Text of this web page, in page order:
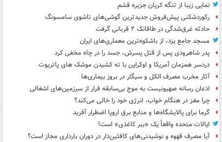
نمایی زیبا از تنگه کریان جزیره قشم
رکوردشکنی پیش‌فروش جدیدترین گوشی‌های تاشوی سامسونگ
حادثه غرق‌شدگی در طاقانک ۲ قربانی گرفت
مسجد جامع یزد، از باشکوه‌ترین معماری‌های ایران
پدر شاهرودی پس از قتل پسرش، جسد را در چاه مخفی کرد
دردسر همزمان آمریکا و اوکراین با ته کشیدن موشک های پاتریوت
آثار مخرب مصرف الکل و سیگار در بروز بیماری‌ها
اذعان رسانه صهیونیست به موج بی‌سابقه فرار از سرزمین‌های اشغالی
چرا مغز در هنگام خواب، انرژی خود را خالی می‌کند؟
گرما برای پالایشگاه‌ها و منابع برق اروپا اضطرار آفرید
ایالات متحده واقعاً یک «ببر کاغذی» است!
آیا مصرف قهوه و نوشیدنی‌های کافئین‌دار در دوران بارداری مجاز است؟